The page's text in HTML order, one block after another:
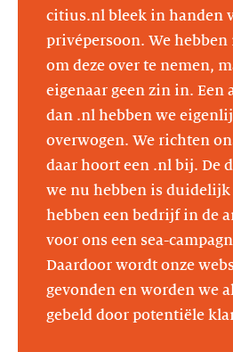
citius.nl bleek in handen
privépersoon. We hebben
om deze over te nemen,
eigenaar geen zin in. Een
dan .nl hebben we
overwogen. We richten
daar hoort een .nl bij. De
we nu hebben is duidelijk
hebben een bedrijf in de
voor ons een sea-
Daardoor wordt onze
gevonden en worden we
gebeld door potentiële